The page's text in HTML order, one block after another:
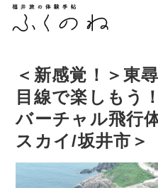
＜新感覚！＞東
目線で楽しもう
バーチャル飛行
スカイ/坂井市＞